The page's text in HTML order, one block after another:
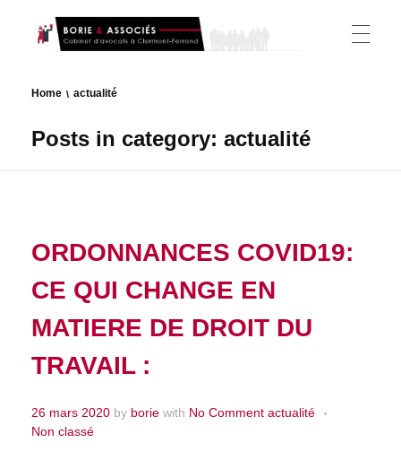
ACCUEIL
Droit Administratif
Droit pénal
CSE
SSCT
Home actualité
Posts in category: actualité
ORDONNANCES COVID19:
CE QUI CHANGE EN
MATIERE DE DROIT DU
TRAVAIL :
26 mars 2020 by borie with No Comment actualité
Non classé